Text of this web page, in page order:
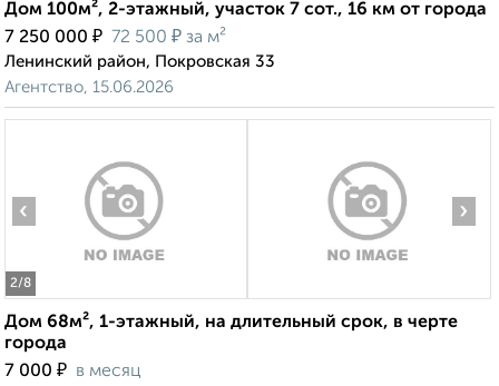
Дом 100м², 2-этажный, участок 7 сот., 16 км от города
7 250 000 ₽ 72 500 ₽ за м²
Ленинский район, Покровская 33
Агентство, 15.06.2026
2/8
‹ ›
Дом 68м², 1-этажный, на длительный срок, в черте
города
7 000 ₽ в месяц